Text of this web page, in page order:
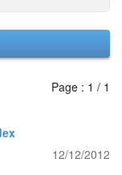
Page : 1 / 1
12/12/2012